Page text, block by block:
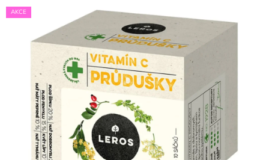
produktu
hvězdiček.
AKCE